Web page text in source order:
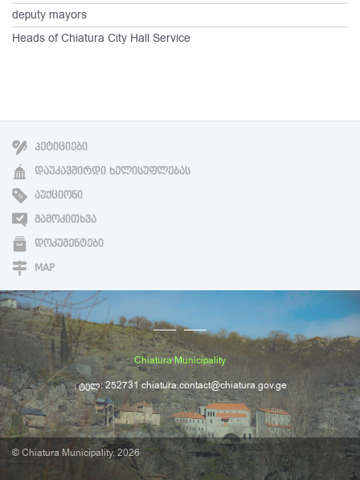
deputy mayors
Heads of Chiatura City Hall Service
ᲞᲔᲢᲘᲪᲘᲔᲑᲘ
ᲓᲐᲣᲙᲐᲕᲨᲘᲠᲓᲘ ᲮᲔᲚᲘᲡᲣᲤᲚᲔᲑᲐᲡ
ᲐᲣᲥᲪᲘᲝᲜᲘ
ᲒᲐᲛᲝᲙᲘᲗᲮᲕᲐ
ᲓᲝᲙᲣᲛᲔᲜᲢᲔᲑᲘ
MAP
Chiatura Municipality
, ტელ: 252731 chiatura.contact@chiatura.gov.ge
© Chiatura Municipality, 2026